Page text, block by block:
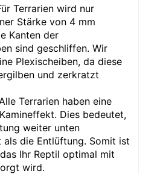
Terrarien wird nur
Stärke von 4 mm
Kanten der
sind geschliffen. Wir
Plexischeiben, da diese
und zerkratzt
Terrarien haben eine
Dies bedeutet,
weiter unten
als die Entlüftung. Somit ist
Ihr Reptil optimal mit
wird.